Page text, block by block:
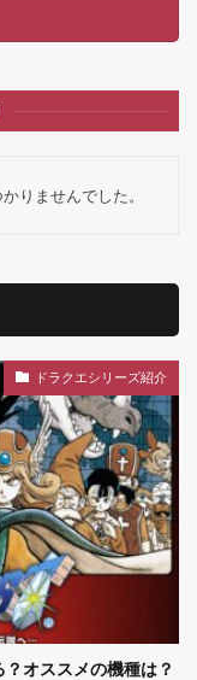
りませんでした。
ドラクエシリーズ紹介
？オススメの機種は？